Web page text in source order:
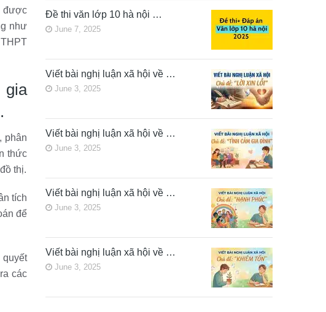
được
như
gia
phân
thức
thị.
tích
để
quyết
các
Đề thi văn lớp 10 hà nội …
June 7, 2025
Viết bài nghị luận xã hội về …
June 3, 2025
Viết bài nghị luận xã hội về …
June 3, 2025
Viết bài nghị luận xã hội về …
June 3, 2025
Viết bài nghị luận xã hội về …
June 3, 2025